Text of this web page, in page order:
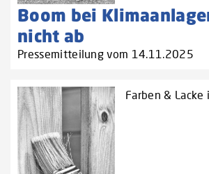
Boom bei
nicht ab
Pressemitteilung vom 14.11.2025
Farben & Lacke